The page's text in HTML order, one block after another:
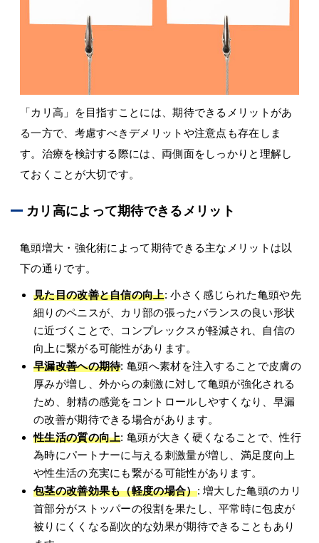
「カリ高」を目指すことには、期待できるメリットがあ
る一方で、考慮すべきデメリットや注意点も存在しま
す。治療を検討する際には、両側面をしっかりと理解し
ておくことが大切です。
カリ高によって期待できるメリット
亀頭増大・強化術によって期待できる主なメリットは以
下の通りです。
見た目の改善と自信の向上: 小さく感じられた亀頭や先
細りのペニスが、カリ部の張ったバランスの良い形状
に近づくことで、コンプレックスが軽減され、自信の
向上に繋がる可能性があります。
早漏改善への期待: 亀頭へ素材を注入することで皮膚の
厚みが増し、外からの刺激に対して亀頭が強化される
ため、射精の感覚をコントロールしやすくなり、早漏
の改善が期待できる場合があります。
性生活の質の向上: 亀頭が大きく硬くなることで、性行
為時にパートナーに与える刺激量が増し、満足度向上
や性生活の充実にも繋がる可能性があります。
包茎の改善効果も（軽度の場合）: 増大した亀頭のカリ
首部分がストッパーの役割を果たし、平常時に包皮が
被りにくくなる副次的な効果が期待できることもあり